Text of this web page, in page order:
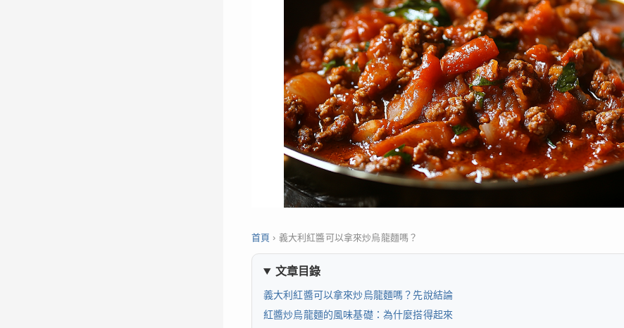
首頁 › 義大利紅醬可以拿來炒烏龍麵嗎？
文章目錄
義大利紅醬可以拿來炒烏龍麵嗎？先說結論
紅醬炒烏龍麵的風味基礎：為什麼搭得起來